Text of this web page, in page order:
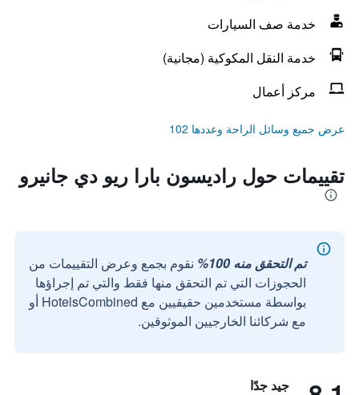
خدمة صف السيارات
خدمة النقل المكوكية (مجانية)
مركز أعمال
عرض جميع وسائل الراحة وعددها 102
تقييمات حول راديسون بارا ريو دي جانيرو
تم التحقق منه 100%
نقوم بجمع وعرض التقييمات من
الحجوزات التي تم التحقق منها فقط والتي تم إجراؤها
بواسطة مستخدمين حقيقيين مع HotelsCombined أو
مع شركائنا الخارجيين الموثوقين.
جيد جدًا